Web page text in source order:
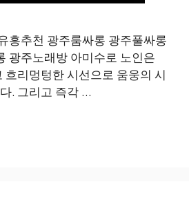
흥추천 광주룸싸롱 광주풀싸롱
광주노래방 아미수로 노인은
흐리멍텅한 시선으로 움웅의 시
. 그리고 즉각 …